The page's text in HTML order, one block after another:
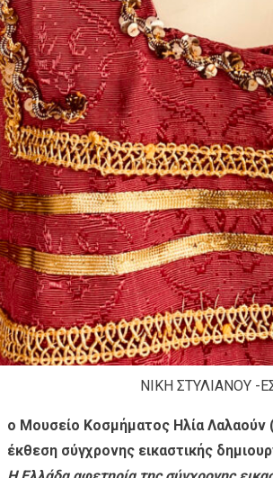
ΝΙΚΗ ΣΤΥΛΙΑΝΟΥ -
o Μουσείο Κοσμήματος Ηλία Λαλαούν
έκθεση σύγχρονης εικαστικής